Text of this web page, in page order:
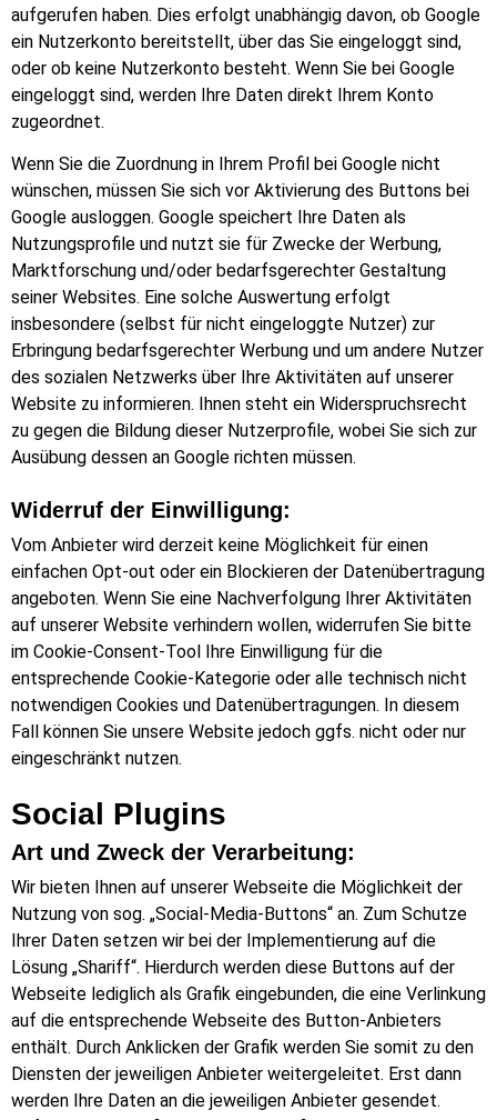
aufgerufen haben. Dies erfolgt unabhängig davon, ob Google
ein Nutzerkonto bereitstellt, über das Sie eingeloggt sind,
oder ob keine Nutzerkonto besteht. Wenn Sie bei Google
eingeloggt sind, werden Ihre Daten direkt Ihrem Konto
zugeordnet.
Wenn Sie die Zuordnung in Ihrem Profil bei Google nicht
wünschen, müssen Sie sich vor Aktivierung des Buttons bei
Google ausloggen. Google speichert Ihre Daten als
Nutzungsprofile und nutzt sie für Zwecke der Werbung,
Marktforschung und/oder bedarfsgerechter Gestaltung
seiner Websites. Eine solche Auswertung erfolgt
insbesondere (selbst für nicht eingeloggte Nutzer) zur
Erbringung bedarfsgerechter Werbung und um andere Nutzer
des sozialen Netzwerks über Ihre Aktivitäten auf unserer
Website zu informieren. Ihnen steht ein Widerspruchsrecht
zu gegen die Bildung dieser Nutzerprofile, wobei Sie sich zur
Ausübung dessen an Google richten müssen.
Widerruf der Einwilligung:
Vom Anbieter wird derzeit keine Möglichkeit für einen
einfachen Opt-out oder ein Blockieren der Datenübertragung
angeboten. Wenn Sie eine Nachverfolgung Ihrer Aktivitäten
auf unserer Website verhindern wollen, widerrufen Sie bitte
im Cookie-Consent-Tool Ihre Einwilligung für die
entsprechende Cookie-Kategorie oder alle technisch nicht
notwendigen Cookies und Datenübertragungen. In diesem
Fall können Sie unsere Website jedoch ggfs. nicht oder nur
eingeschränkt nutzen.
Social Plugins
Art und Zweck der Verarbeitung:
Wir bieten Ihnen auf unserer Webseite die Möglichkeit der
Nutzung von sog. „Social-Media-Buttons“ an. Zum Schutze
Ihrer Daten setzen wir bei der Implementierung auf die
Lösung „Shariff“. Hierdurch werden diese Buttons auf der
Webseite lediglich als Grafik eingebunden, die eine Verlinkung
auf die entsprechende Webseite des Button-Anbieters
enthält. Durch Anklicken der Grafik werden Sie somit zu den
Diensten der jeweiligen Anbieter weitergeleitet. Erst dann
werden Ihre Daten an die jeweiligen Anbieter gesendet.